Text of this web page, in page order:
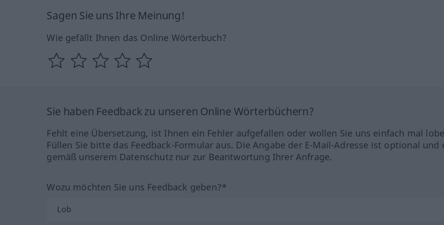
Sagen Sie uns Ihre Meinung!
Wie gefällt Ihnen das Online Wörterbuch?
Sie haben Feedback zu unseren Online Wörterbüchern?
Fehlt eine Übersetzung, ist Ihnen ein Fehler aufgefallen oder wollen Sie uns einfach mal
Füllen Sie bitte das Feedback-Formular aus. Die Angabe der E-Mail-Adresse ist optional und
gemäß unserem Datenschutz nur zur Beantwortung Ihrer Anfrage.
Wozu möchten Sie uns Feedback geben?*